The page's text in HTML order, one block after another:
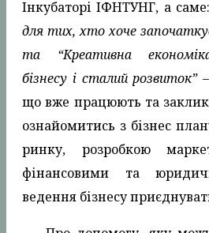
Інкубаторі ІФНТУНГ, а саме:
для тих, хто хоче
та “Креативна
бізнесу і сталий розвиток”–
що вже працюють та
ознайомитись з бізнес
ринку, розробкою
фінансовими та
ведення бізнесу